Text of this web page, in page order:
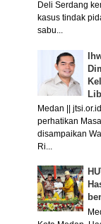
Deli Serdang
kasus tindak
sabu...
Medan ||
perhatikan
disampaikan
Ri...